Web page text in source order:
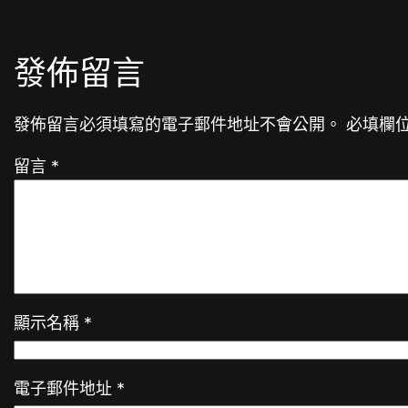
發佈留言
發佈留言必須填寫的電子郵件地址不會公開。 必填欄
留言 *
顯示名稱 *
電子郵件地址 *